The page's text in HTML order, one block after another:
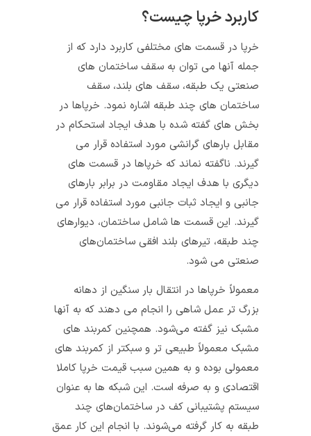
کاربرد خرپا چیست؟
خرپا در قسمت ‌های مختلفی کاربرد دارد که از
جمله آنها می ‌توان به سقف ساختمان ‌های
صنعتی یک طبقه، سقف ‌های بلند، سقف
ساختمان‌ های چند طبقه اشاره نمود. خرپاها در
بخش های گفته شده با هدف ایجاد استحکام در
مقابل بار‌های گرانشی مورد استفاده قرار می‌
گیرند. ناگفته نماند که خرپاها در قسمت‌ های
دیگری با هدف ایجاد مقاومت در برابر بارهای
جانبی و ایجاد ثبات جانبی مورد استفاده قرار می‌
گیرند. این قسمت‌ ها شامل ساختمان، دیوارهای
چند طبقه، تیر‌های بلند افقی ساختمان‌های
صنعتی می‌ شود.
معمولاً خرپاها در انتقال بار سنگین از دهانه
بزرگ تر عمل شاهی را انجام می‌ دهند که به آنها
مشبک نیز گفته می‌شود. همچنین کمربند های
مشبک معمولاً طبیعی تر و سبکتر از کمربند‌ های
معمولی بوده و به همین سبب قیمت خرپا کاملا
اقتصادی و به صرفه است. این شبکه‌ ها به عنوان
سیستم پشتیبانی کف در ساختمان‌های چند
طبقه به کار گرفته می‌شوند. با انجام این کار عمق